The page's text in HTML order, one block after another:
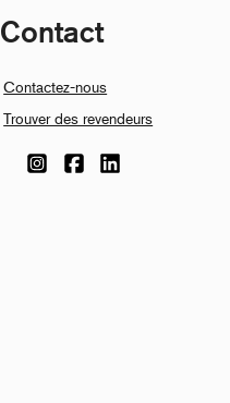
Contact
Contactez-nous
Trouver des revendeurs